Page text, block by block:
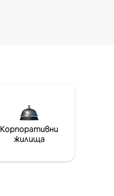
Корпоративни
жилища